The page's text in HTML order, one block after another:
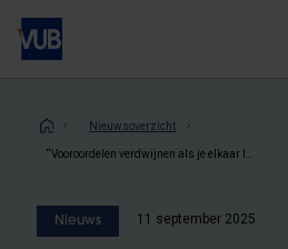
Overslaan
naar
inhoudKruimelpad
Nieuwsoverzicht
Nieuws 11 september 2025